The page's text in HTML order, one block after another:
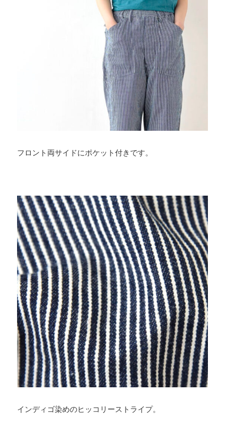
フロント両サイドにポケット付きです。
インディゴ染めのヒッコリーストライプ。